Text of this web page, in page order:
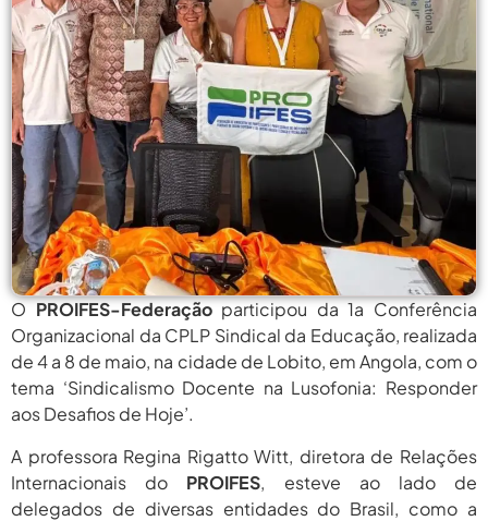
PROIFES Celebra Os 58 Anos Da
APUB...
agosto 6,
2026
MEC Autoriza 937 Novos Cargos Em
Institutos Federais...
agosto 6,
2026
Balanço Da 78ª SBPC: Na Primeira
Participação, PROIFES...
agosto
6, 2026
6 De Agosto: Dia Nacional Dos
Profissionais De...
agosto 6,
2026
PROIFES Celebra Os 58 Anos Da
APUB...
agosto 6,
2026
MEC Autoriza 937 Novos Cargos Em
agosto 6,
2026
Participação, PROIFES...
agosto
6 De Agosto: Dia Nacional Dos
Profissionais De...
agosto 6,
2026
O PROIFES-Federaçãoparticipou da 1a Conferência
Organizacional da CPLP Sindical da Educação, realizada
de 4 a 8 de maio, na cidade de Lobito, em Angola, com o
tema ‘Sindicalismo Docente na Lusofonia: Responder
aos Desafios de Hoje’.
A professora Regina Rigatto Witt, diretora de Relações
Internacionais do PROIFES, esteve ao lado de
delegados de diversas entidades do Brasil, como a